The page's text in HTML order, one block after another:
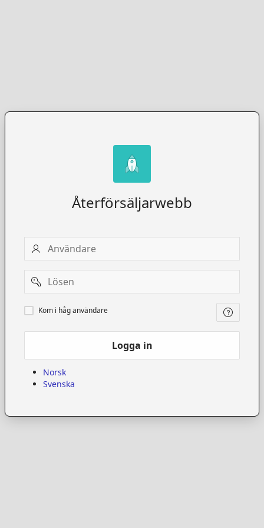
Återförsäljarwebb
Användare
Password
Kom
i
Kom i håg användare
Logga in
Norsk
Svenska